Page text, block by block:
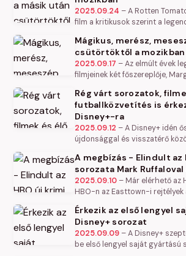
2025.09.24 –A Rotten
film a kritikusok szerint a
Licorice Pizza) eddig…
Mágikus, merész,
csütörtöktől a mozikban
2025.09.17 –Az elmúlt évek
filmjeinek két főszereplője,
fantáziadús és különleges,…
Rég várt sorozatok,
futballközvetítés is
Disney+-ra
2025.09.12 –A Disney+ idén
újdonsággal és visszatérő
nemrég debütált az FX Alien:
A megbízás - Elindult az
sorozata Mark
2025.09.10 – Már elérhető az
HBO-n az Easttown-i rejtélyek
minisorozata, főszerepben a 4
Emmy-díjas Mark Ruffalo és
Érkezik az első lengyel
Disney+ sorozat
2025.09.09 –A Disney+
be első lengyel saját gyártású